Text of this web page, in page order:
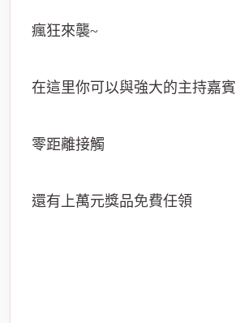
瘋狂來襲~
在這里你可以與強大的主持嘉賓
零距離接觸
還有上萬元獎品免費任領